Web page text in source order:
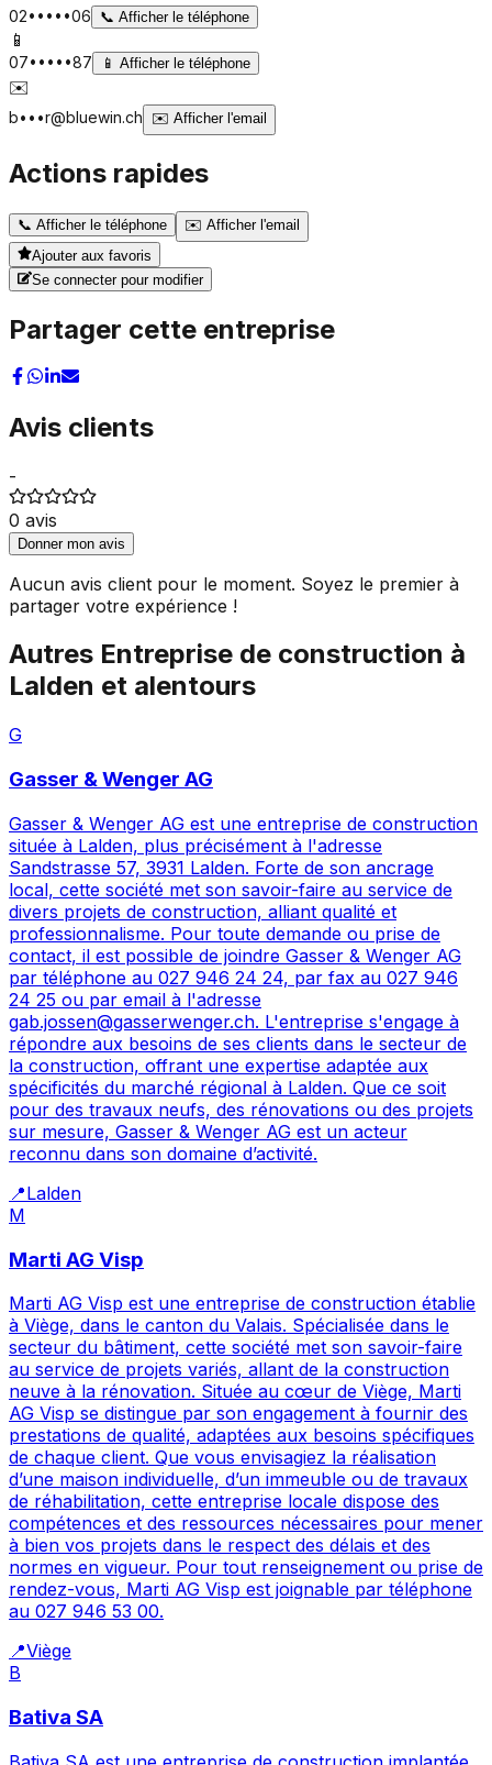
02•••••06 📞 Afficher le téléphone
📱
07•••••87 📱 Afficher le téléphone
✉️
b•••r@bluewin.ch ✉️ Afficher l'email
Actions rapides
📞 Afficher le téléphone ✉️ Afficher l'email
Ajouter aux favoris
Se connecter pour modifier
Partager cette entreprise
Avis clients
-
0 avis
Donner mon avis
Aucun avis client pour le moment. Soyez le premier à
partager votre expérience !
Autres Entreprise de construction à
Lalden et alentours
G
Gasser & Wenger AG
Gasser & Wenger AG est une entreprise de construction
située à Lalden, plus précisément à l'adresse
Sandstrasse 57, 3931 Lalden. Forte de son ancrage
local, cette société met son savoir-faire au service de
divers projets de construction, alliant qualité et
professionnalisme. Pour toute demande ou prise de
contact, il est possible de joindre Gasser & Wenger AG
par téléphone au 027 946 24 24, par fax au 027 946
24 25 ou par email à l'adresse
gab.jossen@gasserwenger.ch. L'entreprise s'engage à
répondre aux besoins de ses clients dans le secteur de
la construction, offrant une expertise adaptée aux
spécificités du marché régional à Lalden. Que ce soit
pour des travaux neufs, des rénovations ou des projets
sur mesure, Gasser & Wenger AG est un acteur
reconnu dans son domaine d’activité.
📍Lalden
M
Marti AG Visp
Marti AG Visp est une entreprise de construction établie
à Viège, dans le canton du Valais. Spécialisée dans le
secteur du bâtiment, cette société met son savoir-faire
au service de projets variés, allant de la construction
neuve à la rénovation. Située au cœur de Viège, Marti
AG Visp se distingue par son engagement à fournir des
prestations de qualité, adaptées aux besoins spécifiques
de chaque client. Que vous envisagiez la réalisation
d’une maison individuelle, d’un immeuble ou de travaux
de réhabilitation, cette entreprise locale dispose des
compétences et des ressources nécessaires pour mener
à bien vos projets dans le respect des délais et des
normes en vigueur. Pour tout renseignement ou prise de
rendez-vous, Marti AG Visp est joignable par téléphone
au 027 946 53 00.
📍Viège
B
Bativa SA